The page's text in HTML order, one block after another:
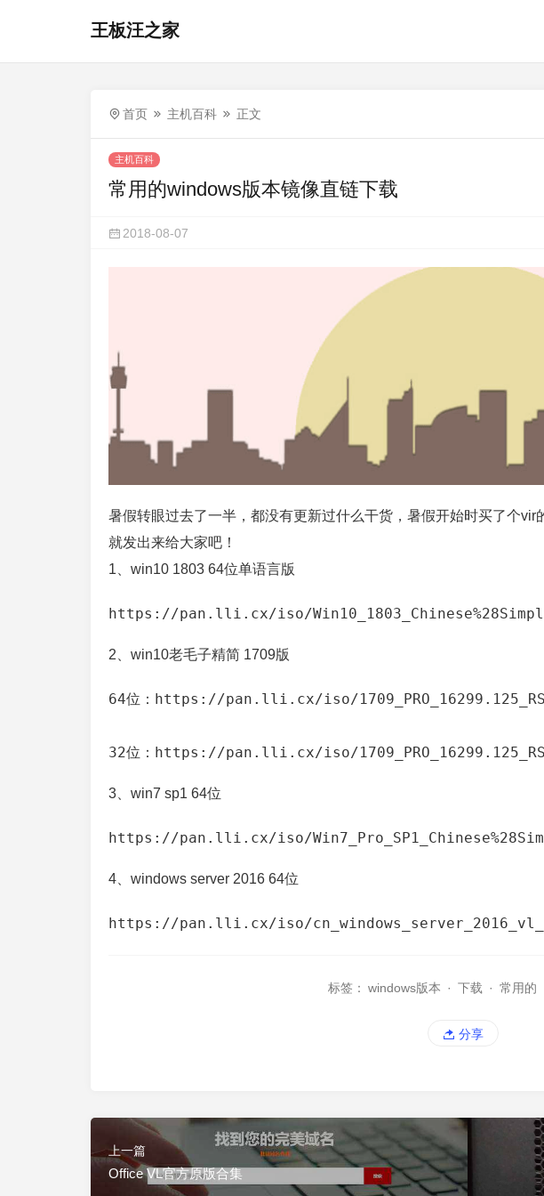
王板汪之家
首页 主机百科 正文
主机百科
常用的windows版本镜像直链下载
2018-08-07
暑假转眼过去了一半，都没有更新过什么干货，暑假开始时买了个
就发出来给大家吧！
1、win10 1803 64位单语言版
https: //pan .lli.cx/iso/
2、win10老毛子精简 1709版
64位： https: //pan.lli.cx/iso/
32位： https: //pan.lli.cx/iso/
3、win7 sp1 64位
https: //pan .lli.cx/iso/
4、windows server 2016 64位
https: //pan.lli.cx/iso/
标签： windows版本 · 下载 · 常用的
分享
上一篇
Office VL官方原版合集